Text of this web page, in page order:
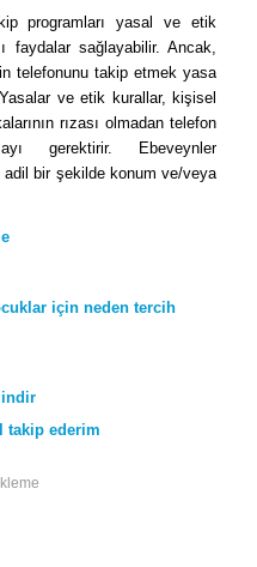
programları yasal ve etik
faydalar sağlayabilir. Ancak,
telefonunu takip etmek yasa
ve etik kurallar, kişisel
rızası olmadan telefon
gerektirir. Ebeveynler
adil bir şekilde konum ve/veya
için neden tercih
indir
takip ederim